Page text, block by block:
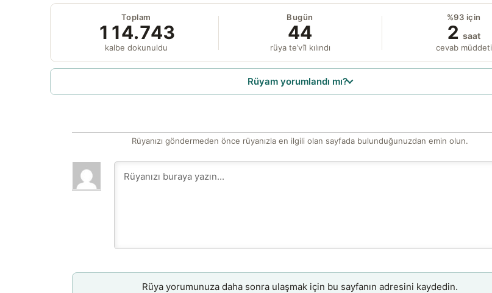
Toplam
114.743
kalbe dokunuldu
Bugün
44
rüya te’vîl kılındı
%93 için
2 saat
cevab müddeti
Rüyam yorumlandı mı?
Rüyanızı göndermeden önce rüyanızla en ilgili olan sayfada bulunduğunuzdan emin olun.
Rüya yorumunuza daha sonra ulaşmak için bu sayfanın adresini kaydedin.